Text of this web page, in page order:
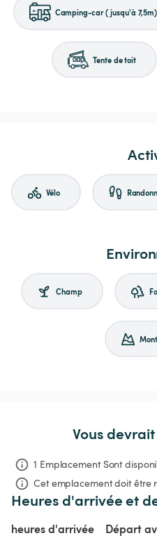
Camping-car (jusqu'à 7,5m)
Tente de toit
Vélo
Champ
Vous
1 Emplacement Sont
Cet emplacement doit être
Heures d'arrivée et
heures d'arrivée Départ